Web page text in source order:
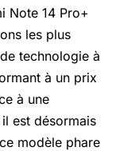
Note 14 Pro+
les plus
technologie à
à un prix
à une
est désormais
modèle phare